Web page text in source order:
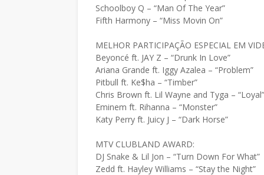
Schoolboy Q – “Man Of The Year”
Fifth Harmony – “Miss Movin On”
MELHOR PARTICIPAÇÃO ESPECIAL EM
Beyoncé ft. JAY Z – “Drunk In Love”
Ariana Grande ft. Iggy Azalea – “Problem”
Pitbull ft. Ke$ha – “Timber”
Chris Brown ft. Lil Wayne and Tyga – “Loyal”
Eminem ft. Rihanna – “Monster”
Katy Perry ft. Juicy J – “Dark Horse”
MTV CLUBLAND AWARD:
DJ Snake & Lil Jon – “Turn Down For What”
Zedd ft. Hayley Williams – “Stay the Night”